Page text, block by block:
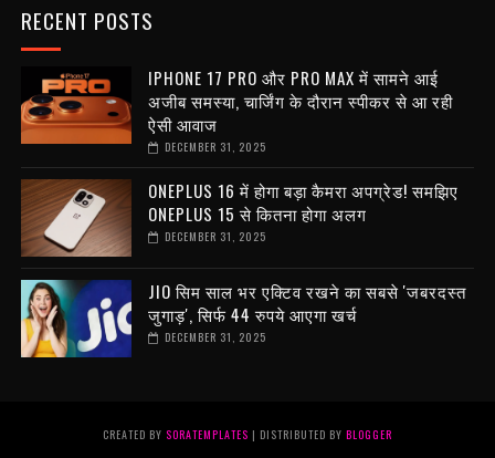
RECENT POSTS
IPHONE 17 PRO और PRO MAX में सामने आई
अजीब समस्या, चार्जिंग के दौरान स्पीकर से आ रही
ऐसी आवाज
DECEMBER 31, 2025
ONEPLUS 16 में होगा बड़ा कैमरा अपग्रेड! समझिए
ONEPLUS 15 से कितना होगा अलग
DECEMBER 31, 2025
JIO सिम साल भर एक्टिव रखने का सबसे 'जबरदस्त
जुगाड़', सिर्फ 44 रुपये आएगा खर्च
DECEMBER 31, 2025
CREATED BY SORATEMPLATES | DISTRIBUTED BY BLOGGER